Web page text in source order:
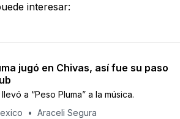
interesar:
jugó en Chivas, así fue su paso
a “Peso Pluma” a la música.
Araceli Segura